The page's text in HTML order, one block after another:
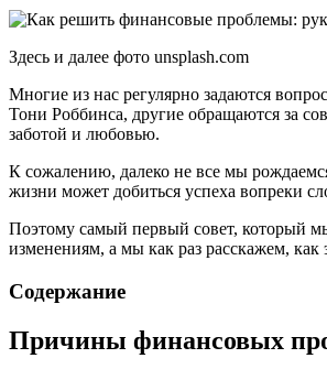
Здесь и далее фото unsplash.com
Многие из нас регулярно задаются
Тони Роббинса, другие обращаются за
заботой и любовью.
К сожалению, далеко не все мы
жизни может добиться успеха вопреки
Поэтому самый первый совет, который
изменениям, а мы как раз расскажем, как
Содержание
Причины финансовых